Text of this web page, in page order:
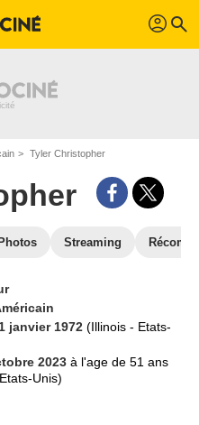
profil search
Tyler Christopher
Photos Streaming
janvier 1972(Illinois - Etats-
2023à l'age de 51 ans
Unis)